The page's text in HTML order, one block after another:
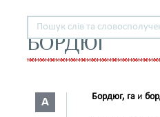
БОРДЮГ
А Бордюг, га и